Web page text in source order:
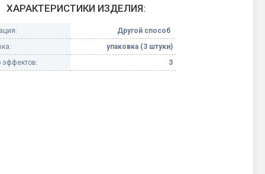
Небесные фонарики
ХАРАКТЕРИСТИКИ ИЗДЕЛИЯ:
Другой способ
упаковка (3 штуки)
эффектов:
3